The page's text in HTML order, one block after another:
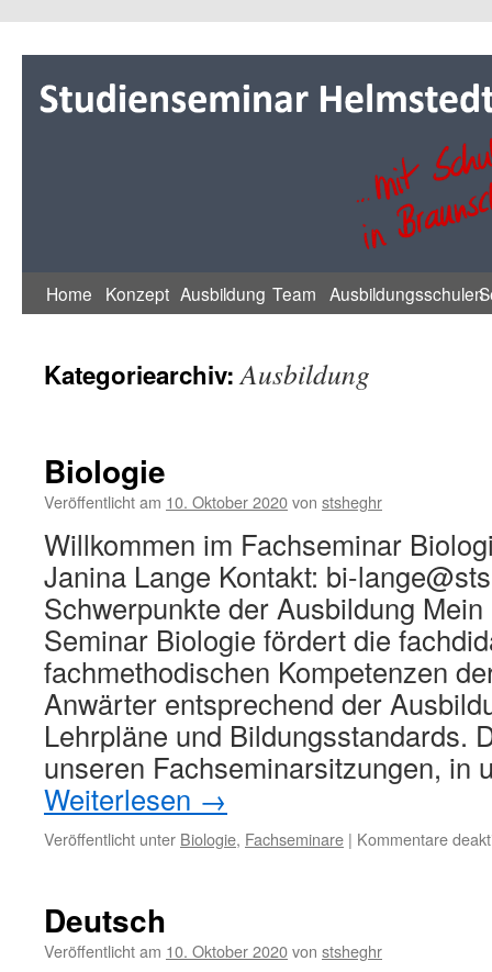
Home Konzept Ausbildung Team Ausbildungsschulen
Kategoriearchiv:Ausbildung
Biologie
Veröffentlicht am 10. Oktober 2020von stsheghr
Willkommen im Fachseminar
Janina Lange Kontakt: bi-
Schwerpunkte der Ausbildung
Seminar Biologie fördert die
fachmethodischen Kompetenzen
Anwärter entsprechend der
Lehrpläne und Bildungsstandards.
unseren Fachseminarsitzungen, in
Weiterlesen →
Veröffentlicht unter Biologie, Fachseminare | Kommentare
Deutsch
Veröffentlicht am 10. Oktober 2020von stsheghr